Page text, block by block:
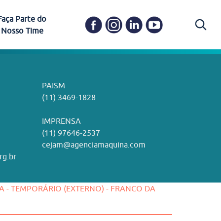
Humanizada Comitê de Ética em Pesquisa
Itapevi
Pariquera-Açu
Santos
em
social e
pelo CEJAM e
PAISM
(11) 3469-1828
IMPRENSA
(11) 97646‑2537
cejam@agenciamaquina.com
Parte do
Nosso Time
visão e valores?
- TEMPORÁRIO (EXTERNO) - FRANCO DA